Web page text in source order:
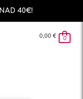
40€!
0,00 € 0